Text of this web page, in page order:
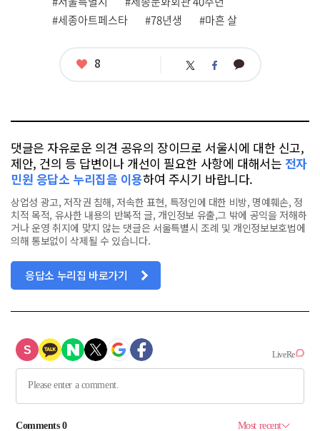
태
그
#세종아트페스타
#78년생 #마흔 살
좋
8 트 페 카
댓글은 자유로운 의견 공유의 장이므로 서울시에 대한 신고,
제안, 건의 등 답변이나 개선이 필요한 사항에 대해서는 전자
민원 응답소 누리집을 이용하여 주시기 바랍니다.
상업성 광고, 저작권 침해, 저속한 표현, 특정인에 대한 비방, 명예훼손, 정
치적 목적, 유사한 내용의 반복적 글, 개인정보 유출,그 밖에 공익을 저해하
거나 운영 취지에 맞지 않는 댓글은 서울특별시 조례 및 개인정보보호법에
의해 통보없이 삭제될 수 있습니다.
응답소 누리집 바로가기